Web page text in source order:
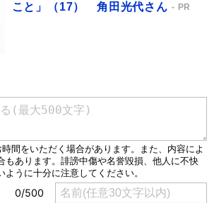
こと」（17） 角田光代さん
PR